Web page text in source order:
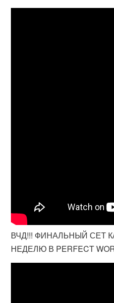
ВЧД!!! ФИНАЛЬНЫЙ СЕТ
НЕДЕЛЮ В PERFECT